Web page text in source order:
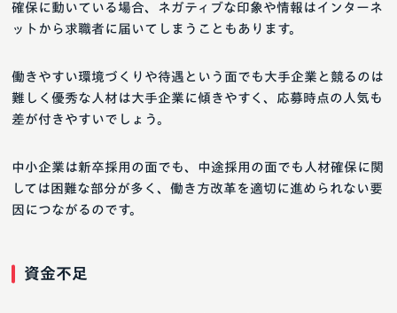
確保に動いている場合、ネガティブな印象や情報はインターネ
ットから求職者に届いてしまうこともあります。
働きやすい環境づくりや待遇という面でも大手企業と競るのは
難しく優秀な人材は大手企業に傾きやすく、応募時点の人気も
差が付きやすいでしょう。
中小企業は新卒採用の面でも、中途採用の面でも人材確保に関
しては困難な部分が多く、働き方改革を適切に進められない要
因につながるのです。
資金不足